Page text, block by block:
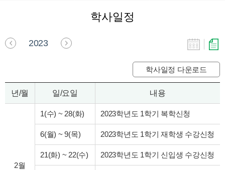
학사일정
2023
학사일정 다운로드
년/월 일/요일 내용
2월
1(수) ~ 28(화) 2023학년도 1학기 복학신청
6(월) ~ 9(목) 2023학년도 1학기 재학생 수강신청
21(화) ~ 22(수) 2023학년도 1학기 신입생 수강신청